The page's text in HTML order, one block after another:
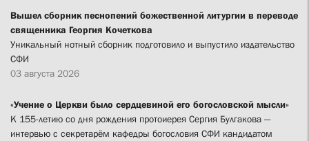
Вышел сборник песнопений божественной литургии в переводе
священника Георгия Кочеткова
Уникальный нотный сборник подготовило и выпустило издательство
СФИ
03 августа 2026
«Учение о Церкви было сердцевиной его богословской мысли»
К 155-летию со дня рождения протоиерея Сергия Булгакова —
интервью с секретарём кафедры богословия СФИ кандидатом